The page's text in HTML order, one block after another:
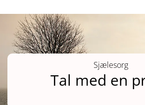
Sjælesorg
Tal med en